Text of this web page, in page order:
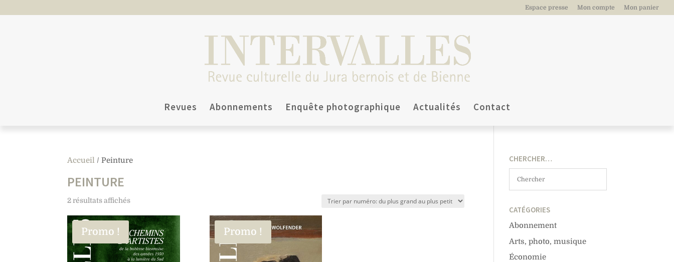
Espace presse Mon compte Mon panier
Revues Abonnements Enquête photographique Actualités Contact
Accueil / Peinture
PEINTURE
2 résultats affichés
Promo ! Promo !
CHERCHER…
CATÉGORIES
Abonnement
Arts, photo, musique
Économie